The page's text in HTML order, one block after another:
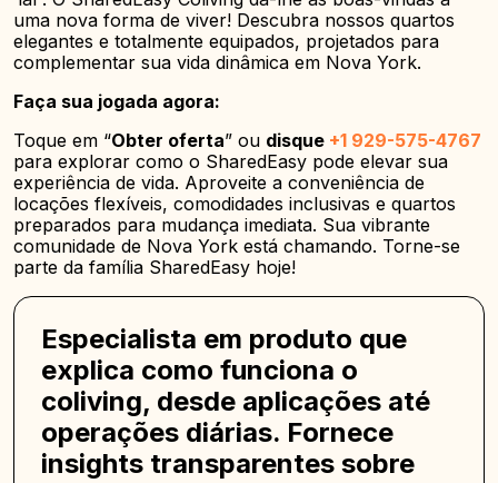
uma nova forma de viver! Descubra nossos quartos
elegantes e totalmente equipados, projetados para
complementar sua vida dinâmica em Nova York.
Faça sua jogada agora:
Toque em “Obter oferta” ou disque +1 929-575-4767
para explorar como o SharedEasy pode elevar sua
experiência de vida. Aproveite a conveniência de
locações flexíveis, comodidades inclusivas e quartos
preparados para mudança imediata. Sua vibrante
comunidade de Nova York está chamando. Torne-se
parte da família SharedEasy hoje!
Especialista em produto que
explica como funciona o
coliving, desde aplicações até
operações diárias. Fornece
insights transparentes sobre